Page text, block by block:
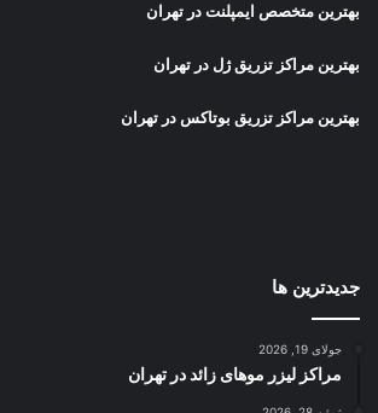
بهترین متخصص ایمپلنت در تهران
بهترین مراکز تزریق ژل در تهران
بهترین مراکز تزریق بوتاکس در تهران
جدیدترین ها
جولای 19, 2026
مراکز لیزر موهای زائد در تهران